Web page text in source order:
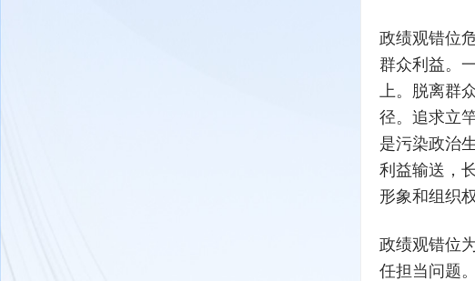
政绩观错位
群众利益。
上。脱离群
径。追求立
是污染政治
利益输送，
形象和组织权
政绩观错位
任担当问题